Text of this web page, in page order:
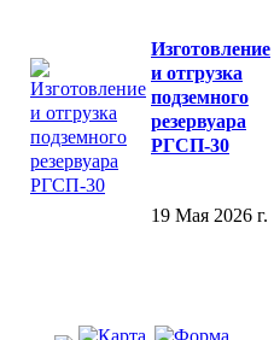
Изготовление
и отгрузка
подземного
резервуара
РГСП-30
19 Мая 2026 г.